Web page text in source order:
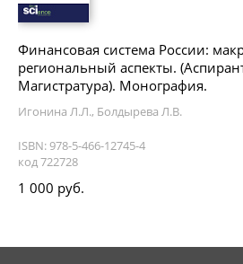
Финансовая система России:
региональный аспекты.
Магистратура). Монография.
Игонина Л.Л., Болдырева Л.В.
ISBN: 978-5-466-12745-4
код 722728
1 000 руб.